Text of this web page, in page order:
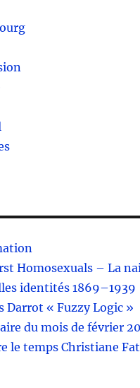
Homosexuals – La
identités 1869–1939
Darrot « Fuzzy Logic »
du mois de février
le temps Christiane